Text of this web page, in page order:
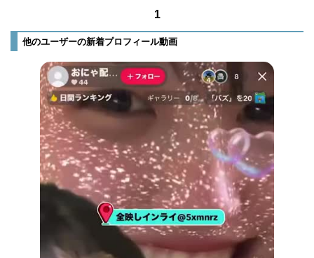
1
他のユーザーの新着プロフィール動画